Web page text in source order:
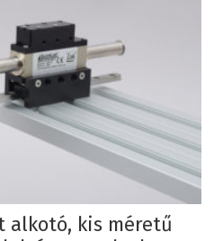
alkotó, kis méretű